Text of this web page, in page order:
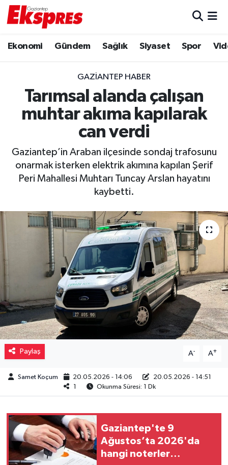
Ekonomi Gündem Sağlık Siyaset Spor
GAZIANTEP HABER
Tarımsal alanda çalışan
muhtar akıma kapılarak
can verdi
Gaziantep’in Araban ilçesinde sondaj trafosunu
onarmak isterken elektrik akımına kapılan Şerif
Peri Mahallesi Muhtarı Tuncay Arslan hayatını
kaybetti.
Paylaş A- A+
Samet Koçum 20.05.2026 - 14:06
20.05.2026 - 14:51
1
Okunma Süresi: 1 Dk
Gaziantep'te 9
Ağustos’ta 2026'da
hangi noterler
Ekonomi
Gaziantep son dakika
Genel
Haberler
Magazin
Müzik
Piyasa
Resmi İlanlar
Sağlık
Sinemalar
Siyaset
Teknoloji
Türkiye
Trafik Durumu
Puan Durumu ve Fikstür
Tüm Manşetler
Haber Arşivi